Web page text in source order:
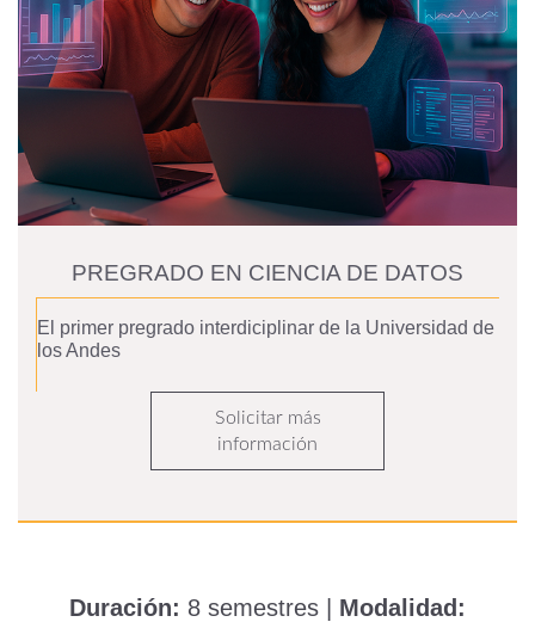
PREGRADO EN CIENCIA DE DATOS
El primer pregrado interdiciplinar de la Universidad de
los Andes
Solicitar más
información
Duración: 8 semestres | Modalidad: